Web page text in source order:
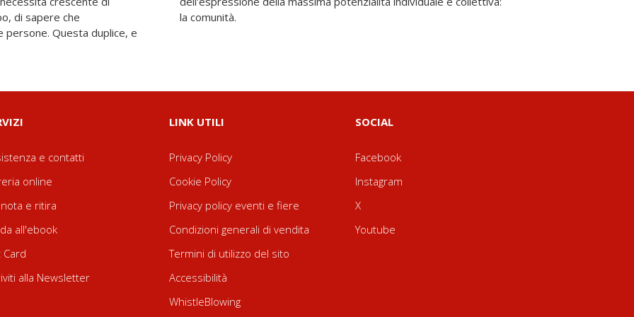
di sapere che
persone. Questa duplice, e
la comunità.
e contatti
online
e ritira
all'ebook
Card
alla Newsletter
LINK UTILI
Privacy Policy
Cookie Policy
Privacy policy eventi e fiere
Condizioni generali di vendita
Termini di utilizzo del sito
Accessibilità
WhistleBlowing
SOCIAL
Facebook
Instagram
X
Youtube